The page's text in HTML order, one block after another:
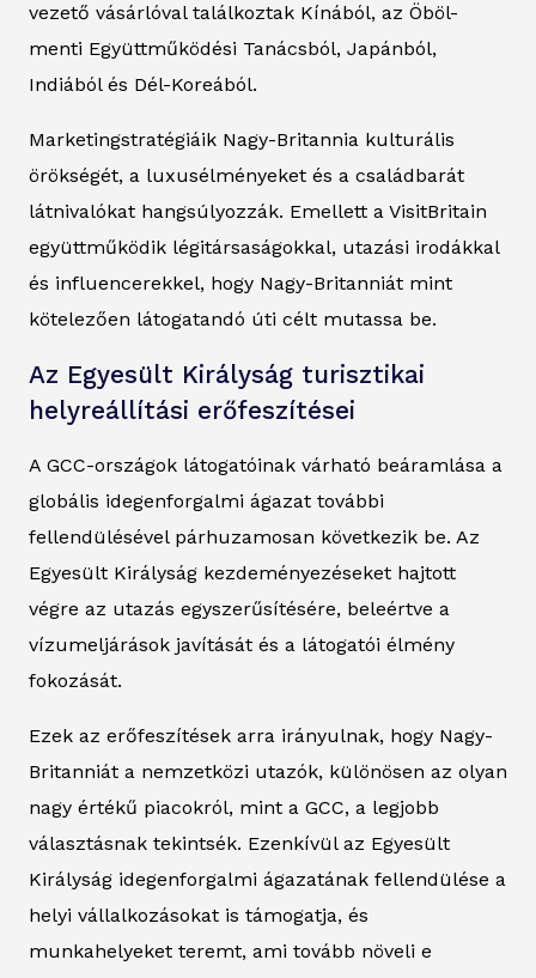
vezető vásárlóval találkoztak Kínából, az Öböl-
menti Együttműködési Tanácsból, Japánból,
Indiából és Dél-Koreából.
Marketingstratégiáik Nagy-Britannia kulturális
örökségét, a luxusélményeket és a családbarát
látnivalókat hangsúlyozzák. Emellett a VisitBritain
együttműködik légitársaságokkal, utazási irodákkal
és influencerekkel, hogy Nagy-Britanniát mint
kötelezően látogatandó úti célt mutassa be.
Az Egyesült Királyság turisztikai
helyreállítási erőfeszítései
A GCC-országok látogatóinak várható beáramlása a
globális idegenforgalmi ágazat további
fellendülésével párhuzamosan következik be. Az
Egyesült Királyság kezdeményezéseket hajtott
végre az utazás egyszerűsítésére, beleértve a
vízumeljárások javítását és a látogatói élmény
fokozását.
Ezek az erőfeszítések arra irányulnak, hogy Nagy-
Britanniát a nemzetközi utazók, különösen az olyan
nagy értékű piacokról, mint a GCC, a legjobb
választásnak tekintsék. Ezenkívül az Egyesült
Királyság idegenforgalmi ágazatának fellendülése a
helyi vállalkozásokat is támogatja, és
munkahelyeket teremt, ami tovább növeli e